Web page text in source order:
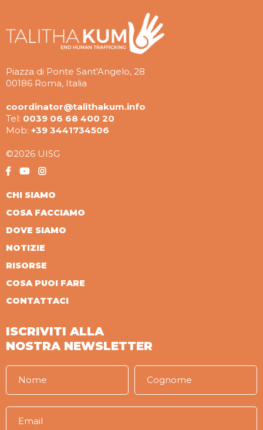
Piazza di Ponte Sant'Angelo, 28
00186 Roma, Italia
coordinator@talithakum.info
Tel: 0039 06 68 400 20
Mob: +39 3441734506
©2026 UISG
CHI SIAMO
COSA FACCIAMO
DOVE SIAMO
NOTIZIE
RISORSE
COSA PUOI FARE
CONTATTACI
ISCRIVITI ALLA
NOSTRA NEWSLETTER